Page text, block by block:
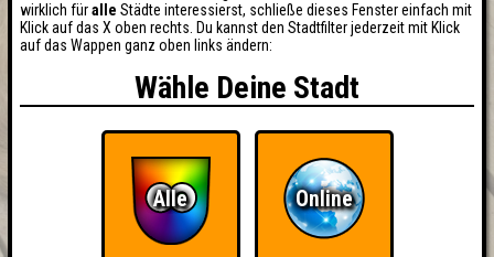
HIGHSCORE RESERVIERUNG
wirklich füralle Städte interessierst, schließe dieses Fenster einfach mit
Klick auf das X oben rechts. Du kannst den Stadtfilter jederzeit mit Klick
auf das Wappen ganz oben links ändern:
Wähle Deine Stadt
Alle Online